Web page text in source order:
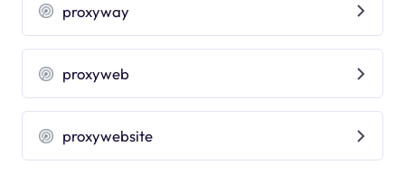
proxyway
proxyweb
proxywebsite